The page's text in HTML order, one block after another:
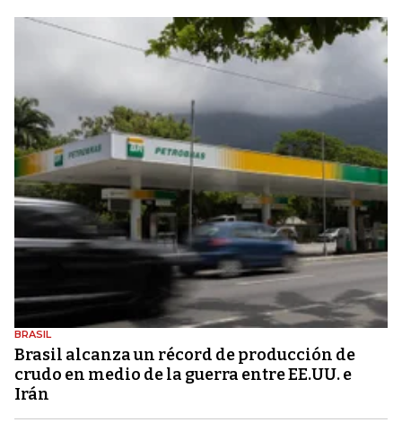
BRASIL
Brasil alcanza un récord de producción de
crudo en medio de la guerra entre EE.UU. e
Irán